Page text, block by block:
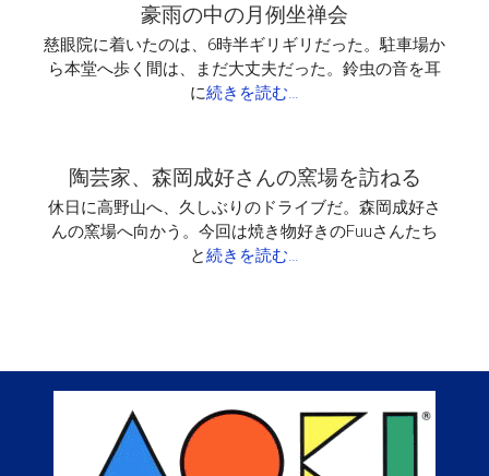
豪雨の中の月例坐禅会
慈眼院に着いたのは、6時半ギリギリだった。駐車場か
ら本堂へ歩く間は、まだ大丈夫だった。鈴虫の音を耳
に続きを読む…
陶芸家、森岡成好さんの窯場を訪ねる
休日に高野山へ、久しぶりのドライブだ。森岡成好さ
んの窯場へ向かう。今回は焼き物好きのFuuさんたち
と続きを読む…